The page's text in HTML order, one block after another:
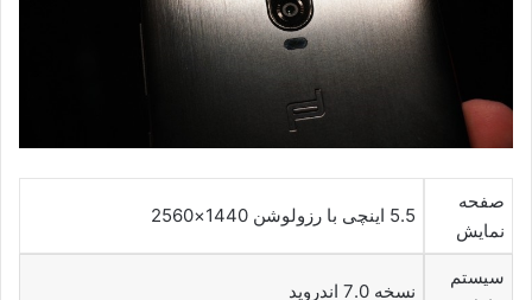
صفحه
نمایش
5.5 اینچی با رزولوشن 1440×2560
سیستم
نسخه 7.0 اندروید